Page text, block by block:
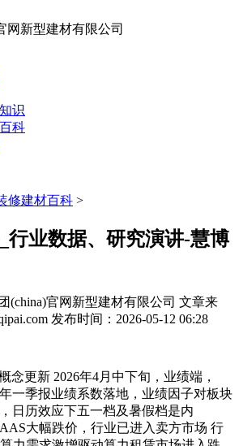
识
科
修建材百科 >
行业数据、研究演讲-慧博
(china)官网新型建材有限公司 文章来
发布时间：2026-05-12 06:28
更新 2026年4月中下旬，业绩端，
一季报业绩系数落地，业绩因子对板块
日历效应下五一档及暑假档是内
大幅跌价，行业已进入卖方市场 行